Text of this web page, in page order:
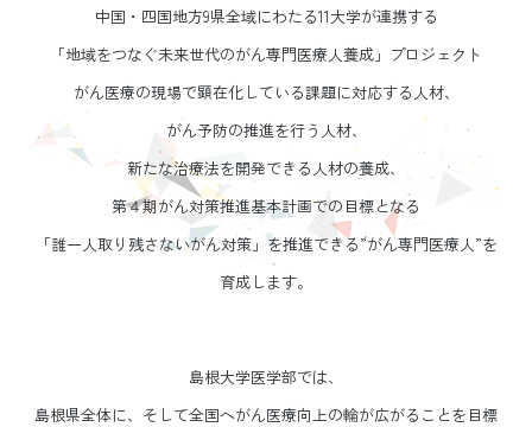
中国・四国地方9県全域にわたる11大学が連携する
「地域をつなぐ未来世代のがん専門医療人養成」プロジェクト
がん医療の現場で顕在化している課題に対応する人材、
がん予防の推進を行う人材、
新たな治療法を開発できる人材の養成、
第４期がん対策推進基本計画での目標となる
「誰一人取り残さないがん対策」を推進できる”がん専門医療人”を
育成します。
島根大学医学部では、
島根県全体に、そして全国へがん医療向上の輪が広がることを目標